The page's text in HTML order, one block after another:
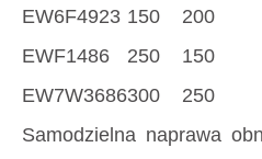
EW6F4923 150 200
EWF1486
250 150
EW7W3686300 250
Samodzielna naprawa